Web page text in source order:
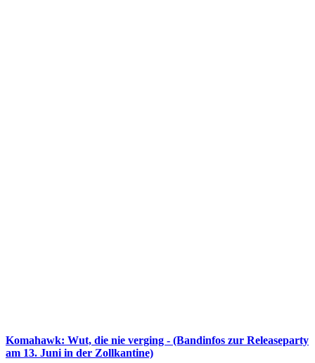
Komahawk: Wut, die nie verging - (Bandinfos zur Releaseparty
am 13. Juni in der Zollkantine)